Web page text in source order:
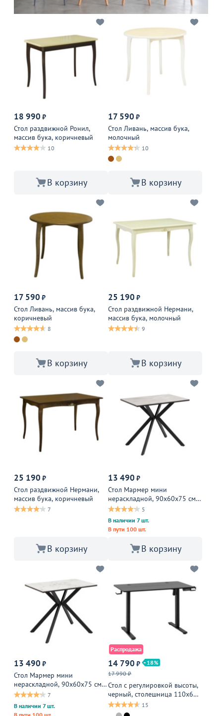
18 990 ₽
Стол раздвижной Ронил,
массив бука, коричневый
10
В корзину
17 590 ₽
Стол Ливань, массив бука,
молочный
10
В корзину
17 590 ₽
Стол Ливань, массив бука,
коричневый
8
В корзину
25 190 ₽
Стол раздвижной Нермани,
массив бука, молочный
9
В корзину
25 190 ₽
Стол раздвижной Нермани,
массив бука, коричневый
7
В корзину
13 490 ₽
Стол Мармер мини
нераскладной, 90х60х75 см,
столешница мид грей,
подстолье металл, черный
5
В наличии 7 шт.
В пути 100 шт.
В корзину
13 490 ₽
Стол Мармер мини
нераскладной, 90х60х75 см,
голд дейдж, подстолье
металл, черный
7
В наличии 7 шт.
Распродажа
14 790 ₽
18
17 990 ₽
Стол с регулировкой высоты,
черный, столешница 110х60
см черная 15